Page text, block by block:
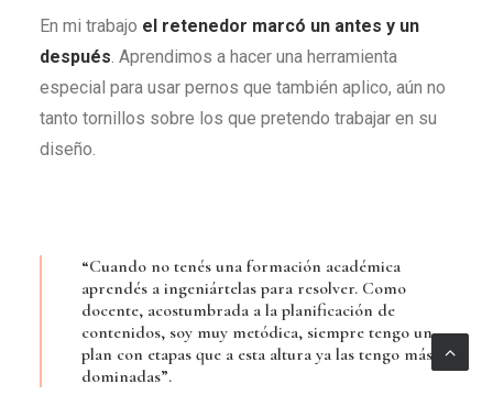
En mi trabajo el retenedor marcó un antes y un
después. Aprendimos a hacer una herramienta
especial para usar pernos que también aplico, aún no
tanto tornillos sobre los que pretendo trabajar en su
diseño.
“Cuando no tenés una formación académica
aprendés a ingeniártelas para resolver. Como
docente, acostumbrada a la planificación de
contenidos, soy muy metódica, siempre tengo un
plan con etapas que a esta altura ya las tengo más
dominadas”.